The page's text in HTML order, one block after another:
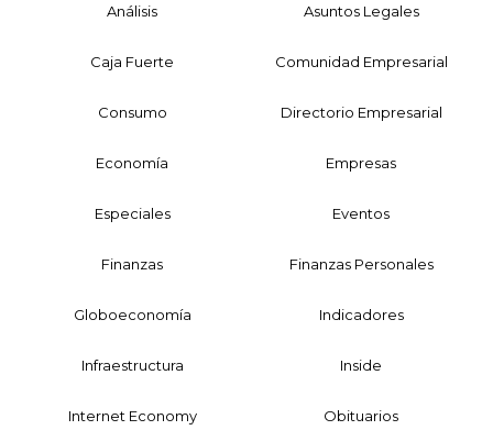
Análisis Asuntos Legales
Caja Fuerte Comunidad Empresarial
Consumo Directorio Empresarial
Economía Empresas
Especiales Eventos
Finanzas Finanzas Personales
Globoeconomía Indicadores
Infraestructura Inside
Internet Economy Obituarios